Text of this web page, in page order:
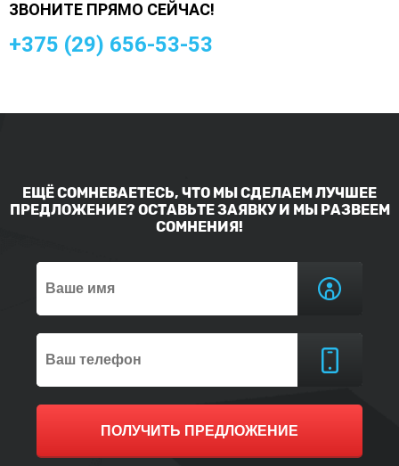
ЗВОНИТЕ ПРЯМО СЕЙЧАС!
+375 (29) 656-53-53
ЕЩЁ СОМНЕВАЕТЕСЬ, ЧТО МЫ СДЕЛАЕМ ЛУЧШЕЕ
ПРЕДЛОЖЕНИЕ? ОСТАВЬТЕ ЗАЯВКУ И МЫ РАЗВЕЕМ
СОМНЕНИЯ!
ПОЛУЧИТЬ ПРЕДЛОЖЕНИЕ